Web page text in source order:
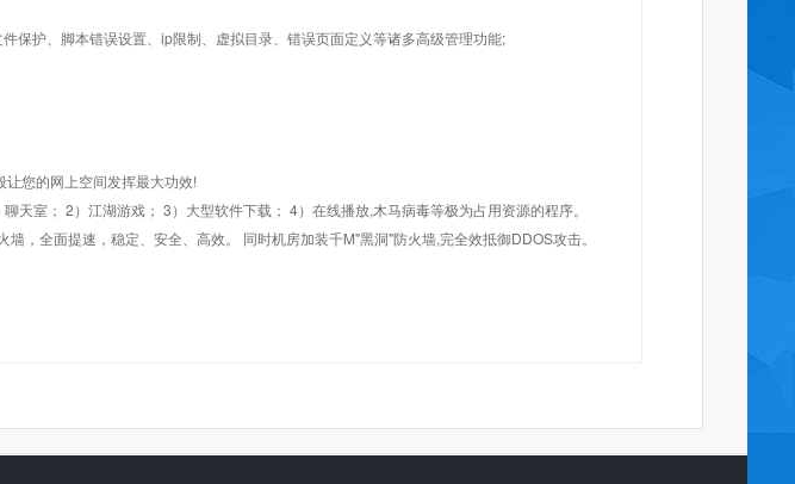
保护、脚本错误设置、ip限制、虚拟目录、错误页面定义等诸多高级管理功能;
您的网上空间发挥最大功效!
室； 2）江湖游戏； 3）大型软件下载； 4）在线播放,木马病毒等极为占用资源的程序。
，全面提速，稳定、安全、高效。 同时机房加装千M"黑洞"防火墙,完全效抵御DDOS攻击。